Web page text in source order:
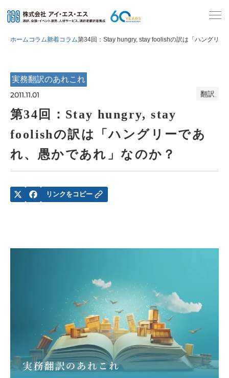
ホームコラム新着コラム第34回：Stay hungry, stay foolishの訳は「ハングリー
実務翻訳のあれこれ
2011.11.01 翻訳
第34回：Stay hungry, stay
foolishの訳は「ハングリーであ
れ、愚かであれ」なのか？
リンクをコピー